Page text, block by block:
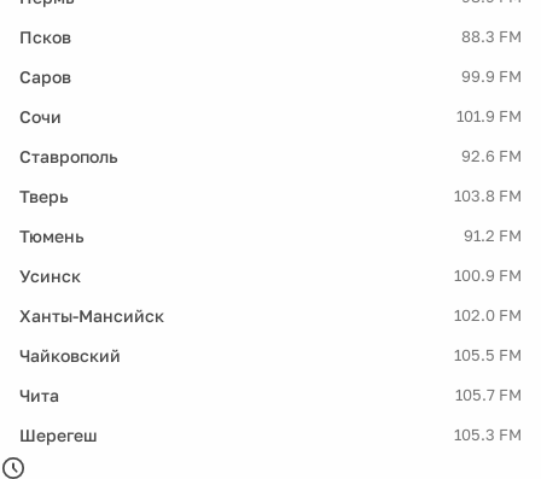
Псков 88.3 FM
Саров 99.9 FM
Сочи 101.9 FM
Ставрополь 92.6 FM
Тверь 103.8 FM
Тюмень 91.2 FM
Усинск 100.9 FM
Ханты-Мансийск 102.0 FM
Чайковский 105.5 FM
Чита 105.7 FM
Шерегеш 105.3 FM